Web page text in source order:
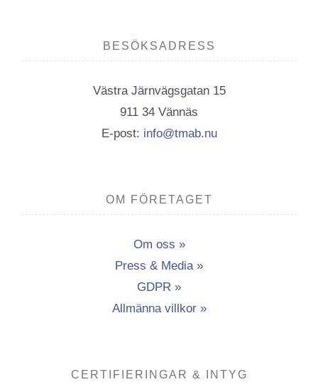
BESÖKSADRESS
Västra Järnvägsgatan 15
911 34 Vännäs
E-post: info@tmab.nu
OM FÖRETAGET
Om oss »
Press & Media »
GDPR »
Allmänna villkor »
CERTIFIERINGAR & INTYG